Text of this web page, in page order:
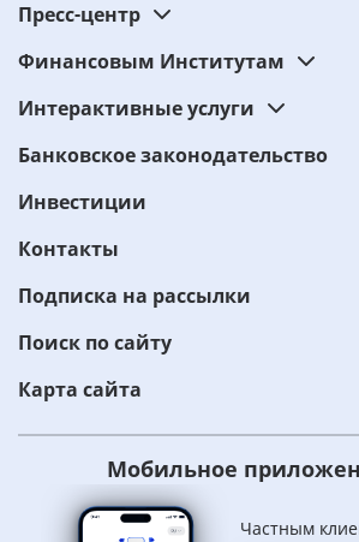
Пресс-центр
Финансовым Институтам
Интерактивные услуги
Банковское законодательство
Инвестиции
Контакты
Подписка на рассылки
Поиск по сайту
Карта сайта
Мобильное
Частным